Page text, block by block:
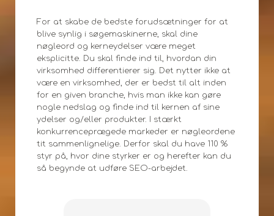
For at skabe de bedste forudsætninger for at
blive synlig i søgemaskinerne, skal dine
nøgleord og kerneydelser være meget
eksplicitte. Du skal finde ind til, hvordan din
virksomhed differentierer sig. Det nytter ikke at
være en virksomhed, der er bedst til alt inden
for en given branche, hvis man ikke kan gøre
nogle nedslag og finde ind til kernen af sine
ydelser og/eller produkter. I stærkt
konkurrenceprægede markeder er nøgleordene
tit sammenlignelige. Derfor skal du have 110 %
styr på, hvor dine styrker er og herefter kan du
så begynde at udføre SEO-arbejdet.